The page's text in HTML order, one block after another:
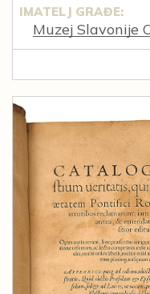
IMATELJ GRAĐE:
Muzej Slavonije